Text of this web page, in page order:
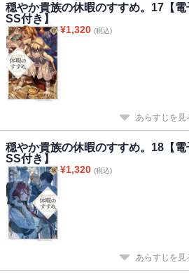
穏やか貴族の休暇のすすめ。17【
SS付き】
¥1,320 (税込)
あらすじを見
穏やか貴族の休暇のすすめ。18【
SS付き】
¥1,320 (税込)
あらすじを見